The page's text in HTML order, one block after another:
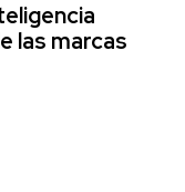
las marcas